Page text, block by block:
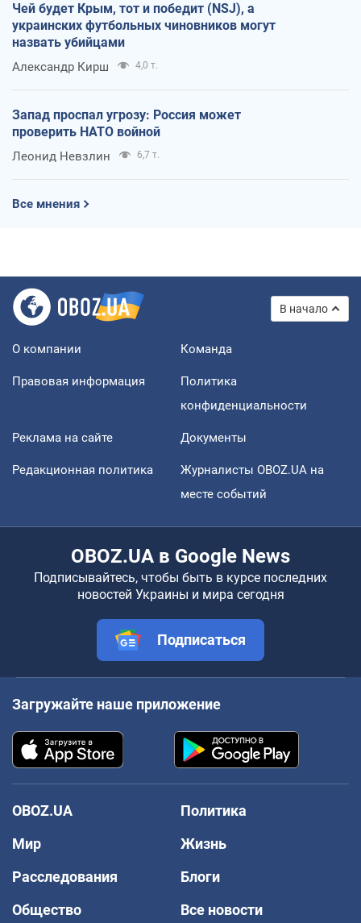
Чей будет Крым, тот и победит (NSJ), а
украинских футбольных чиновников могут
назвать убийцами
Александр Кирш 4,0 т.
Запад проспал угрозу: Россия может
проверить НАТО войной
Леонид Невзлин 6,7 т.
Все мнения
В начало
О компании Команда
Правовая информация
Политика
конфиденциальности
Реклама на сайте Документы
Редакционная политика
Журналисты OBOZ.UA на
месте событий
OBOZ.UA в Google News
Подписывайтесь, чтобы быть в курсе последних
новостей Украины и мира сегодня
Подписаться
Загружайте наше приложение
OBOZ.UA
Политика
Мир
Жизнь
Расследования
Блоги
Общество
Все новости